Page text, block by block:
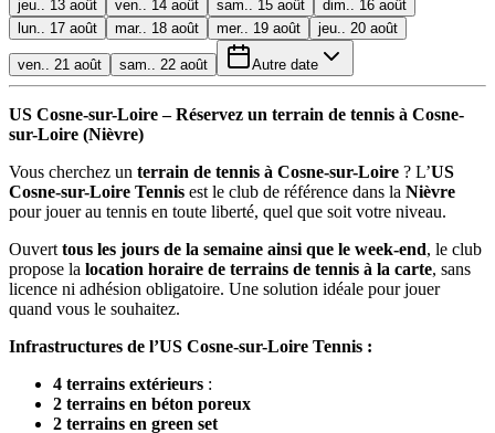
jeu.. 13 août
ven.. 14 août sam.. 15 août
dim.. 16 août
lun.. 17 août
mar.. 18 août mer.. 19 août jeu.. 20 août
ven.. 21 août sam.. 22 août Autre date
US Cosne-sur-Loire – Réservez un terrain de tennis à Cosne-
sur-Loire (Nièvre)
Vous cherchez un terrain de tennis à Cosne-sur-Loire ? L’US
Cosne-sur-Loire Tennis est le club de référence dans la Nièvre
pour jouer au tennis en toute liberté, quel que soit votre niveau.
Ouvert tous les jours de la semaine ainsi que le week-end, le club
propose la location horaire de terrains de tennis à la carte, sans
licence ni adhésion obligatoire. Une solution idéale pour jouer
quand vous le souhaitez.
Infrastructures de l’US Cosne-sur-Loire Tennis :
4 terrains extérieurs :
2 terrains en béton poreux
2 terrains en green set